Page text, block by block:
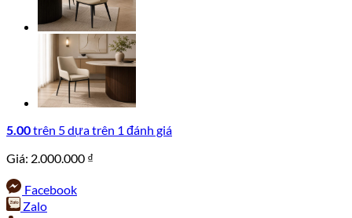
5.00trên 5 dựa trên 1 đánh giá
Giá: 2.000.000 ₫
Facebook
Zalo